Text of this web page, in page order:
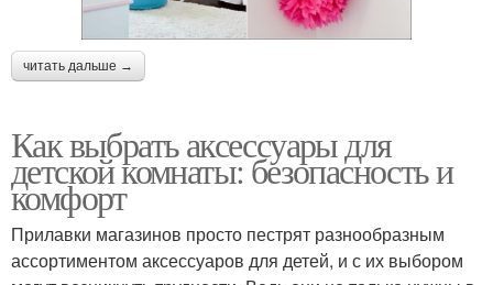
читать дальше →
Как выбрать аксессуары для
детской комнаты: безопасность и
комфорт
Прилавки магазинов просто пестрят разнообразным
ассортиментом аксессуаров для детей, и с их выбором